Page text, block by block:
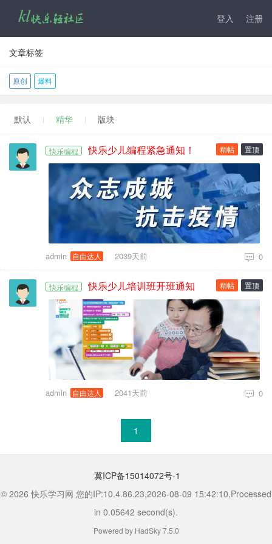
登入 注册
文章标签
原创 爆料
默认 精华 版块
快乐编程 快乐少儿编程紧急通知！
admin 自由达人 2039天前 0
精帖 置顶
快乐编程 快乐少儿培训班开班通知
admin 自由达人 2041天前 0
精帖 置顶
1
冀ICP备15014072号-1
© 2026 快乐学习网 您的IP:10.4.86.23,2026-08-09 15:42:10,Processed
in 0.05642 second(s).
Powered by HadSky 7.5.0